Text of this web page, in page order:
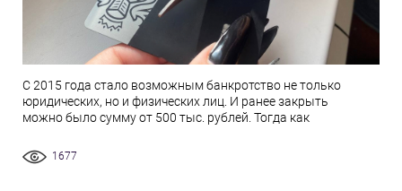
С 2015 года стало возможным банкротство не только
юридических, но и физических лиц. И ранее закрыть
можно было сумму от 500 тыс. рублей. Тогда как
1677